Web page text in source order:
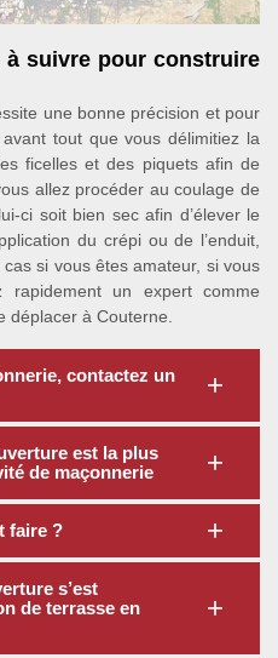
à suivre pour construire
une bonne précision et pour
tout que vous délimitiez la
ficelles et des piquets afin de
allez procéder au coulage de
ci soit bien sec afin d’élever le
du crépi ou de l’enduit,
si vous êtes amateur, si vous
rapidement un expert comme
déplacer à Couterne.
contactez un
est la plus
de maçonnerie
faire ?
s’est
de terrasse en